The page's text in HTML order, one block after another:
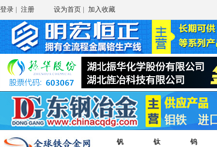
登录 注册 设为首页 加入收藏
钒 钛 钨